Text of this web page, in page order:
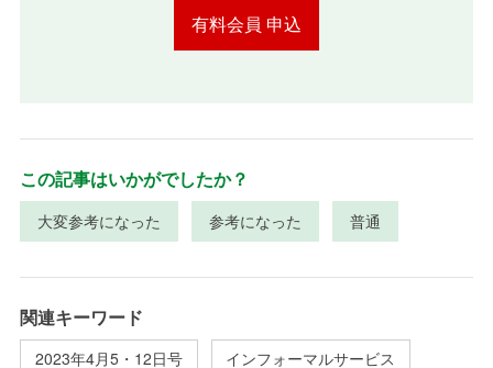
有料会員 申込
この記事はいかがでしたか？
大変参考になった 参考になった 普通
関連キーワード
2023年4月5・12日号 インフォーマルサービス